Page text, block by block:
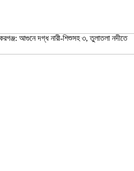
আগুনে দগ্ধ নারী-শিশুসহ ৩, তুলাতলা নদীতে